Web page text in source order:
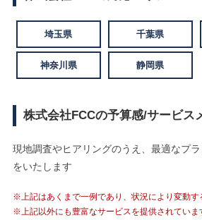
埼玉県 千葉県
神奈川県 静岡県
株式会社FCCの予算感/サービス
現地調査やヒアリングのうえ、最適なプ
をいたします
※上記はあくまで一例であり、状況により変動す
※上記以外にも豊富なサービスを提供されていま